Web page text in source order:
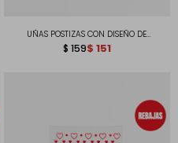
UÑAS POSTIZAS CON DISEÑO DE
CORAZÓN ALMENDRADAS
$ 159$ 151